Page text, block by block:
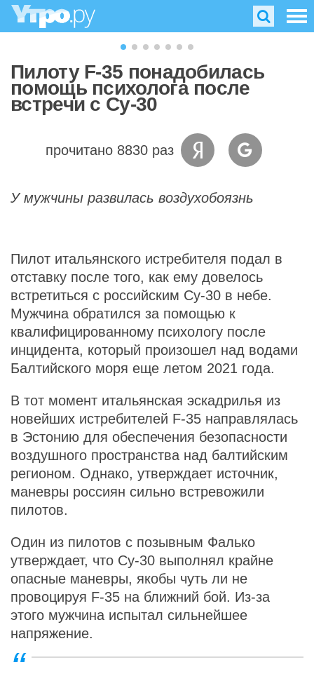
Пилоту F-35 понадобилась
помощь психолога после
встречи с Су-30
прочитано 8830 раз
У мужчины развилась воздухобоязнь
Пилот итальянского истребителя подал в
отставку после того, как ему довелось
встретиться с российским Су-30 в небе.
Мужчина обратился за помощью к
квалифицированному психологу после
инцидента, который произошел над водами
Балтийского моря еще летом 2021 года.
В тот момент итальянская эскадрилья из
новейших истребителей F-35 направлялась
в Эстонию для обеспечения безопасности
воздушного пространства над балтийским
регионом. Однако, утверждает источник,
маневры россиян сильно встревожили
пилотов.
Один из пилотов с позывным Фалько
утверждает, что Су-30 выполнял крайне
опасные маневры, якобы чуть ли не
провоцируя F-35 на ближний бой. Из-за
этого мужчина испытал сильнейшее
напряжение.